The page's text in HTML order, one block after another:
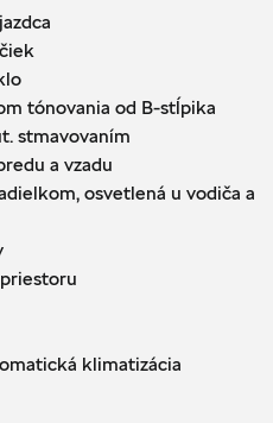
tónovania od B-stĺpika
stmavovaním
a vzadu
osvetlená u vodiča a
klimatizácia